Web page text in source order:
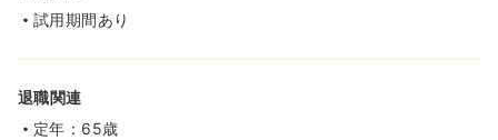
試用期間あり
退職関連
定年：65歳